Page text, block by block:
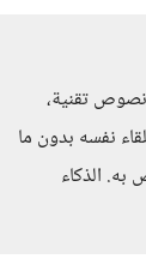
نصوص تقنية،
نفسه بدون ما
الذكاء